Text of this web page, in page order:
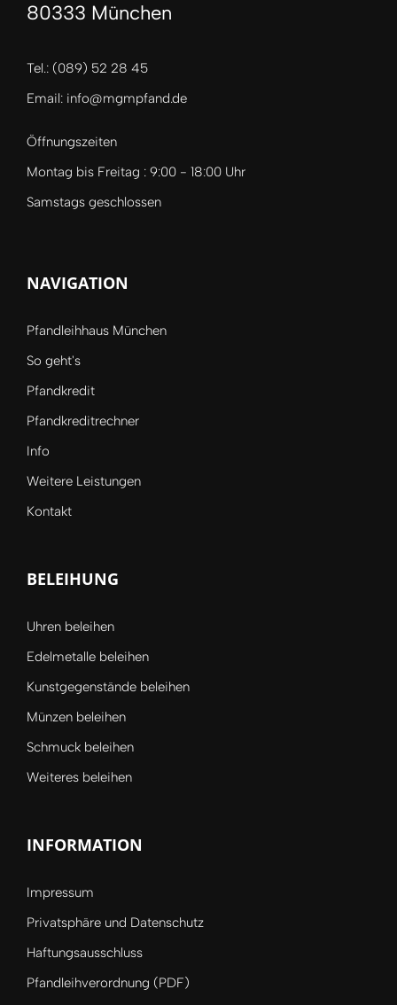
80333 München
Tel.: (089) 52 28 45
Email: info@mgmpfand.de
Öffnungszeiten
Montag bis Freitag : 9:00 - 18:00 Uhr
Samstags geschlossen
NAVIGATION
Pfandleihhaus München
So geht's
Pfandkredit
Pfandkreditrechner
Info
Weitere Leistungen
Kontakt
BELEIHUNG
Uhren beleihen
Edelmetalle beleihen
Kunstgegenstände beleihen
Münzen beleihen
Schmuck beleihen
Weiteres beleihen
INFORMATION
Impressum
Privatsphäre und Datenschutz
Haftungsausschluss
Pfandleihverordnung (PDF)